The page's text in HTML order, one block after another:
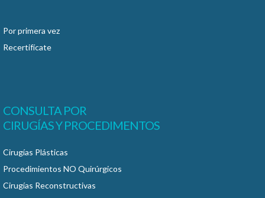
Por primera vez
Recertifícate
CONSULTA POR
CIRUGÍAS Y PROCEDIMENTOS
Cirugías Plásticas
Procedimientos NO Quirúrgicos
Cirugías Reconstructivas